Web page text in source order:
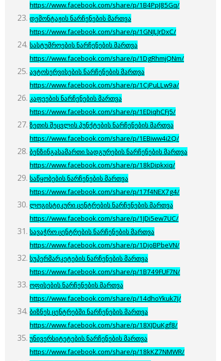
https://www.facebook.com/share/p/1B4PpJ85Gq/
დემონტაჟის ნარჩენების მართვა
https://www.facebook.com/share/p/1GNJLJrDxC/
სასტუმროების ნარჩენების მართვა
https://www.facebook.com/share/p/1DgRhmjQNm/
ავტოსერვისების ნარჩენების მართვა
https://www.facebook.com/share/p/1CjPuLLw9a/
კაფეების ნარჩენების მართვა
https://www.facebook.com/share/p/1EDiqhCFj5/
ზეთის შეცვლის პუნქტების ნარჩენების მართვა
https://www.facebook.com/share/p/1EBiww4i2Q/
ბენზინგასამართი სადგურების ნარჩენების მართვა
https://www.facebook.com/share/p/18kDipkxiq/
საწყობების ნარჩენების მართვა
https://www.facebook.com/share/p/17f4NEX7g4/
ლოგისტიკური ცენტრების ნარჩენების მართვა
https://www.facebook.com/share/p/1JDi5ew7UC/
სავაჭრო ცენტრების ნარჩენების მართვა
https://www.facebook.com/share/p/1DjoBPbeVN/
სუპერმარკეტების ნარჩენების მართვა
https://www.facebook.com/share/p/1B749FUF7N/
ოფისების ნარჩენების მართვა
https://www.facebook.com/share/p/14dhoYkuk7J/
ბიზნეს ცენტრებში ნარჩენების მართვა
https://www.facebook.com/share/p/18XJDuKgf8/
უნივერსიტეტების ნარჩენების მართვა
https://www.facebook.com/share/p/18kKZ7NMWR/